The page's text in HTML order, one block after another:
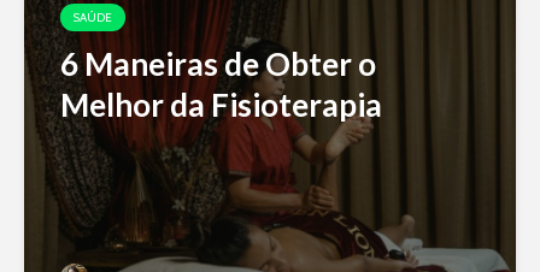
SAÚDE
6 Maneiras de Obter o
Melhor da Fisioterapia